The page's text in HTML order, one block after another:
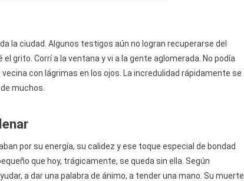
la ciudad. Algunos testigos aún no logran recuperarse del
grito. Corrí a la ventana y vi a la gente aglomerada. No podía
con lágrimas en los ojos. La incredulidad rápidamente se
muchos.
por su energía, su calidez y ese toque especial de bondad
que hoy, trágicamente, se queda sin ella. Según
a dar una palabra de ánimo, a tender una mano. Su muerte